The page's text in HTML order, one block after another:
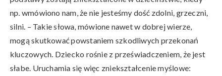
np. wmówiono nam, że nie jesteśmy dość zdolni, grzeczni,
silni. – Takie słowa, mówione nawet w dobrej wierze,
mogą skutkować powstaniem szkodliwych przekonań
kluczowych. Dziecko rośnie z przeświadczeniem, że jest
słabe. Uruchamia się więc zniekształcenie myślowe: